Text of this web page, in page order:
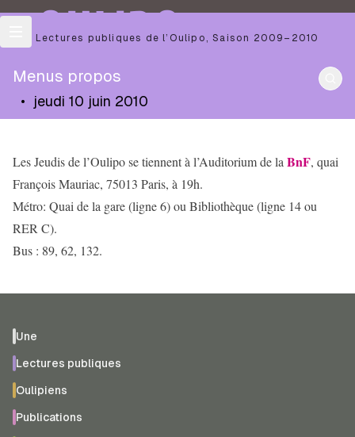
OULIPO
Les Lectures publiques de l’Oulipo ,Saison 2009–2010
Menus propos
• jeudi 10 juin 2010
Les Jeudis de l’Oulipo se tiennent à l’Auditorium de la BnF, quai
François Mauriac, 75013 Paris, à 19h.
Métro: Quai de la gare (ligne 6) ou Bibliothèque (ligne 14 ou
RER C).
Bus : 89, 62, 132.
Une
Lectures publiques
Oulipiens
Publications